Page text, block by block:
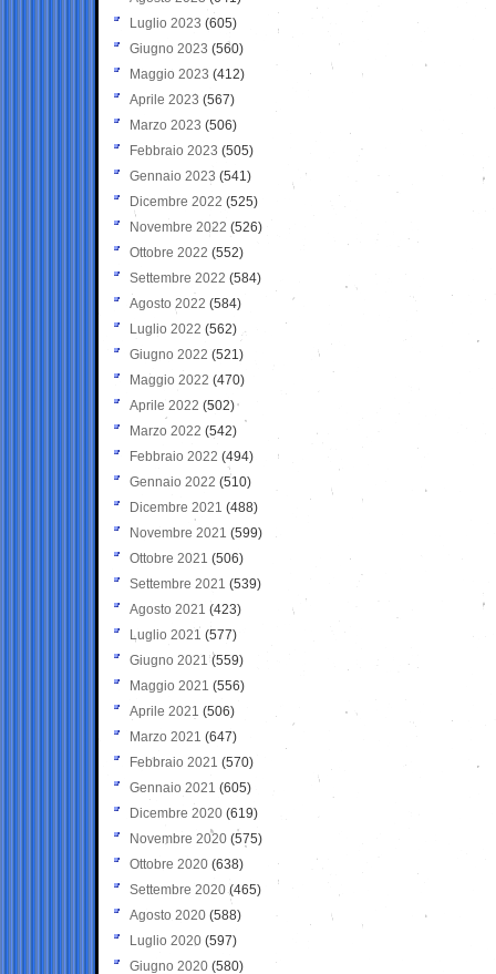
Luglio 2023 (605)
Giugno 2023 (560)
Maggio 2023 (412)
Aprile 2023 (567)
Marzo 2023 (506)
Febbraio 2023 (505)
Gennaio 2023 (541)
Dicembre 2022 (525)
Novembre 2022 (526)
Ottobre 2022 (552)
Settembre 2022 (584)
Agosto 2022 (584)
Luglio 2022 (562)
Giugno 2022 (521)
Maggio 2022 (470)
Aprile 2022 (502)
Marzo 2022 (542)
Febbraio 2022 (494)
Gennaio 2022 (510)
Dicembre 2021 (488)
Novembre 2021 (599)
Ottobre 2021 (506)
Settembre 2021 (539)
Agosto 2021 (423)
Luglio 2021 (577)
Giugno 2021(559)
Maggio 2021 (556)
Aprile 2021 (506)
Marzo 2021 (647)
Febbraio 2021 (570)
Gennaio 2021 (605)
Dicembre 2020 (619)
Novembre 2020 (575)
Ottobre 2020 (638)
Settembre 2020(465)
Agosto 2020 (588)
Luglio 2020 (597)
Giugno 2020 (580)